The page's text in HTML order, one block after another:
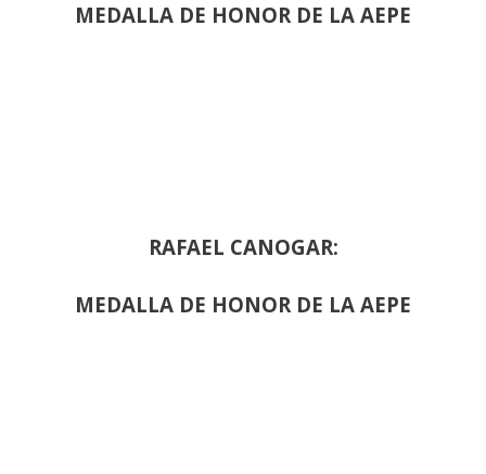
MEDALLA DE HONOR DE LA AEPE
RAFAEL CANOGAR:
MEDALLA DE HONOR DE LA AEPE